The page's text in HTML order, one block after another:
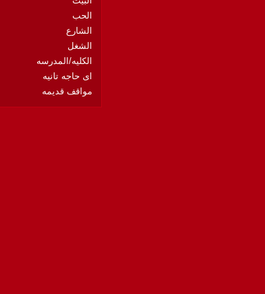
الحب
الشارع
الشغل
الكليه/المدرسه
اى حاجه تانيه
مواقف قديمه